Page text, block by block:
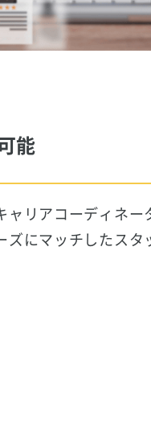
能
リアコーディネー
にマッチしたスタ